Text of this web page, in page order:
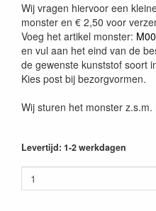
Wij vragen hiervoor een
monster en € 2,50 voor
Voeg het artikel monster:
en vul aan het eind van de
de gewenste kunststof soort
Kies post bij bezorgvormen.
Wij sturen het monster z.s.m.
Levertijd: 1-2 werkdagen